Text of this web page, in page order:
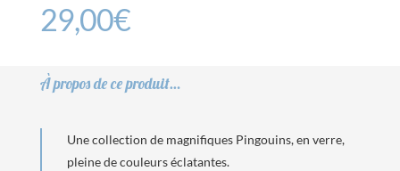
29,00€
À propos de ce produit…
Une collection de magnifiques Pingouins, en verre,
pleine de couleurs éclatantes.